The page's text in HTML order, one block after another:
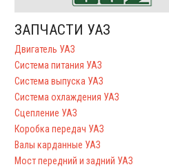
ЗАПЧАСТИ УАЗ
Двигатель УАЗ
Система питания УАЗ
Система выпуска УАЗ
Система охлаждения УАЗ
Сцепление УАЗ
Коробка передач УАЗ
Валы карданные УАЗ
Мост передний и задний УАЗ